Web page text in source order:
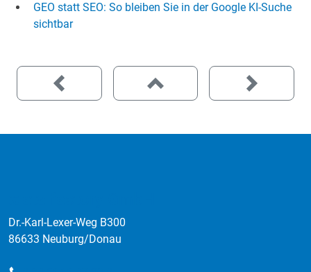
GEO statt SEO: So bleiben Sie in der Google KI-Suche
sichtbar
Dr.-Karl-Lexer-Weg B300
86633 Neuburg/Donau